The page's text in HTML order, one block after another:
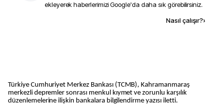
ekleyerek haberlerimizi Google'da daha sık görebilirsiniz.
Nasıl çalışır?›
Türkiye Cumhuriyet Merkez Bankası (TCMB), Kahramanmaraş
merkezli depremler sonrası menkul kıymet ve zorunlu karşılık
düzenlemelerine ilişkin bankalara bilgilendirme yazısı iletti.